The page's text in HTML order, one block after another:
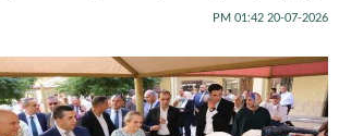
20-07-2026 01:42 PM